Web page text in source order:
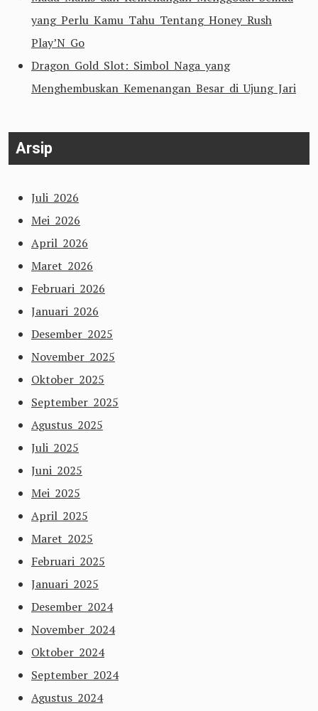
yang Perlu Kamu Tahu Tentang Honey Rush
Play’N Go
Dragon Gold Slot: Simbol Naga yang
Menghembuskan Kemenangan Besar di Ujung Jari
Arsip
Juli 2026
Mei 2026
April 2026
Maret 2026
Februari 2026
Januari 2026
Desember 2025
November 2025
Oktober 2025
September 2025
Agustus 2025
Juli 2025
Juni 2025
Mei 2025
April 2025
Maret 2025
Februari 2025
Januari 2025
Desember 2024
November 2024
Oktober 2024
September 2024
Agustus 2024